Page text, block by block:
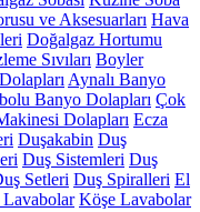
ve Aksesuarları Hava
Doğalgaz Hortumu
Sıvıları Boyler
Aynalı Banyo
Banyo Dolapları Çok
Dolapları Ecza
Duşakabin Duş
Duş Sistemleri Duş
Setleri Duş Spiralleri El
Lavabolar Köşe Lavabolar